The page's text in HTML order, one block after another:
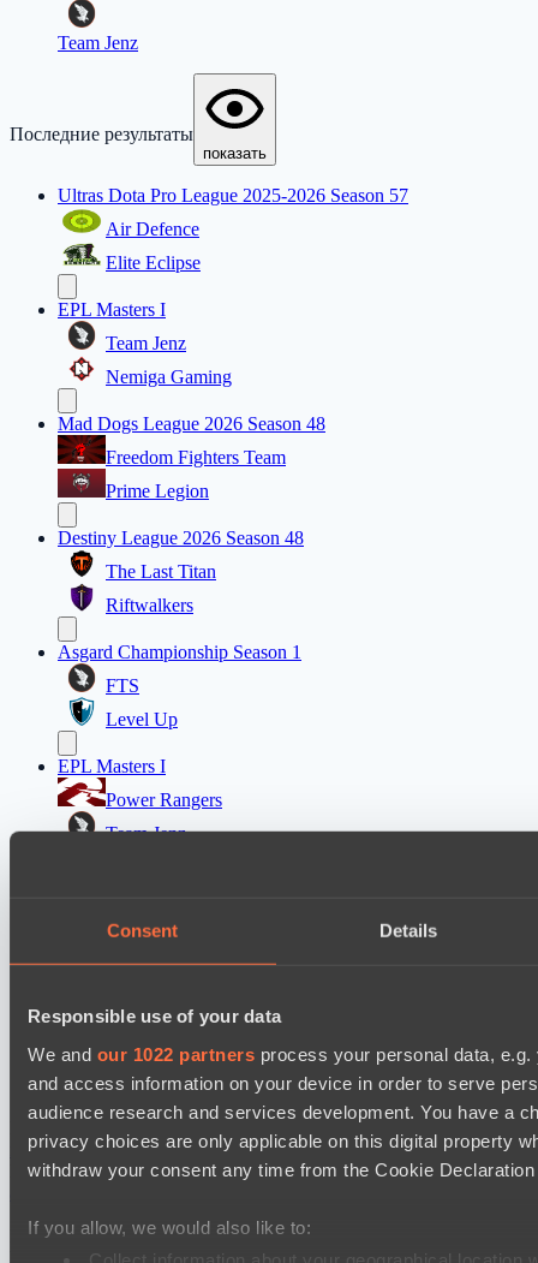
Consent Details
Responsible use of your data
We and our 1022 partners process your personal data,
and access information on your device in order to serve
audience research and services development. You have a
privacy choices are only applicable on this digital property
withdraw your consent any time from the Cookie
If you allow, we would also like to:
Team Jenz
Последние результаты
показать
Ultras Dota Pro League 2025-2026 Season 57
Air Defence
Elite Eclipse
EPL Masters I
Team Jenz
Nemiga Gaming
Mad Dogs League 2026 Season 48
Freedom Fighters Team
Prime Legion
Destiny League 2026 Season 48
The Last Titan
Riftwalkers
Asgard Championship Season 1
FTS
Level Up
EPL Masters I
Power Rangers
Team Jenz
Night Force
Dark Rebellion
конфиденциальностиДекларация о файлах cookieО нас
Поддержка:support@hawk.liveРеклама и сотрудничество:
Dota 2 is a registered trademark of Valve Corporation.
Your Ad HereContact us:
adv@hawk.live